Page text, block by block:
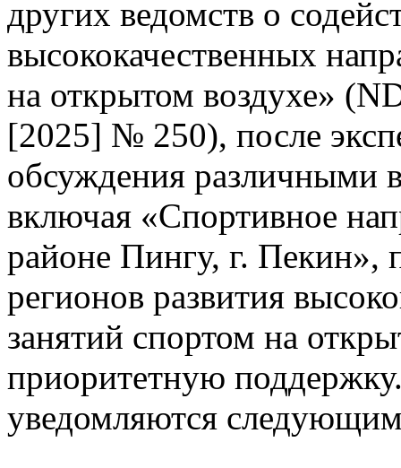
других ведомств о
высококачественных
на открытом воздухе»
[2025] № 250), после
обсуждения различными
включая «Спортивное
районе Пингу, г. Пекин»,
регионов развития
занятий спортом на
приоритетную
уведомляются